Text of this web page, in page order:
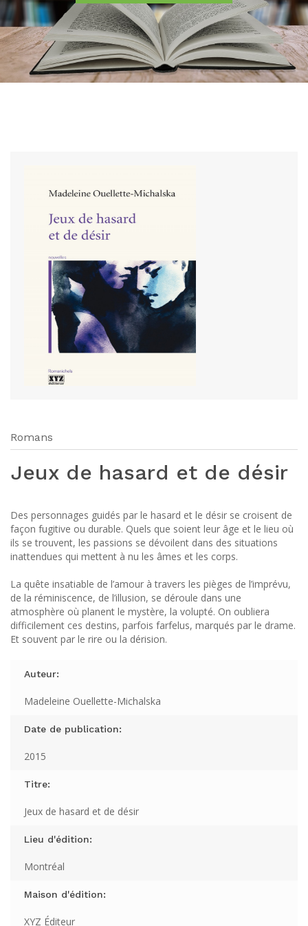
Romans
Jeux de hasard et de désir
Des personnages guidés par le hasard et le désir se croisent de
façon fugitive ou durable. Quels que soient leur âge et le lieu où
ils se trouvent, les passions se dévoilent dans des situations
inattendues qui mettent à nu les âmes et les corps.
La quête insatiable de l’amour à travers les pièges de l’imprévu,
de la réminiscence, de l’illusion, se déroule dans une
atmosphère où planent le mystère, la volupté. On oubliera
difficilement ces destins, parfois farfelus, marqués par le drame.
Et souvent par le rire ou la dérision.
Auteur:
Madeleine Ouellette-Michalska
Date de publication:
2015
Titre:
Jeux de hasard et de désir
Lieu d'édition:
Montréal
Maison d'édition:
XYZ Éditeur